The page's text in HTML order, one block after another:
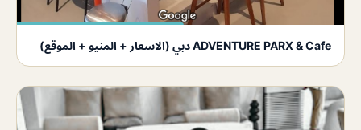
ADVENTURE PARX & Cafe دبي (الاسعار + المنيو + الموقع)